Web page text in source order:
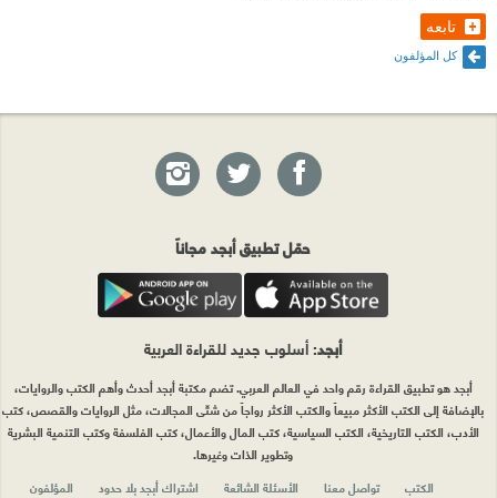
تابعه
كل المؤلفون
حمّل تطبيق أبجد مجاناً
أبجد: أسلوب جديد للقراءة العربية
أبجد هو تطبيق القراءة رقم واحد في العالم العربي. تضم مكتبة أبجد أحدث وأهم الكتب والروايات،
بالإضافة إلى الكتب الأكثر مبيعاً والكتب الأكثر رواجاً من شتّى المجالات، مثل الروايات والقصص، كتب
الأدب، الكتب التاريخية، الكتب السياسية، كتب المال والأعمال، كتب الفلسفة وكتب التنمية البشرية
وتطوير الذات وغيرها.
الكتب
تواصل معنا الأسئلة الشائعة اشتراك أبجد بلا حدود المؤلفون